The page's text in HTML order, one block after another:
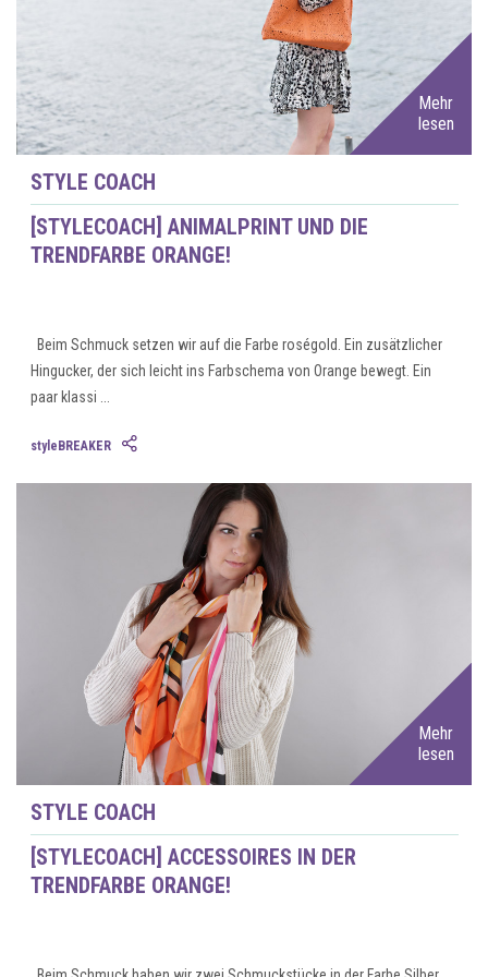
Mehr
lesen
STYLE COACH
[STYLECOACH] ANIMALPRINT UND DIE
TRENDFARBE ORANGE!
Beim Schmuck setzen wir auf die Farbe roségold. Ein zusätzlicher
Hingucker, der sich leicht ins Farbschema von Orange bewegt. Ein
paar klassi ...
styleBREAKER
Mehr
lesen
STYLE COACH
[STYLECOACH] ACCESSOIRES IN DER
TRENDFARBE ORANGE!